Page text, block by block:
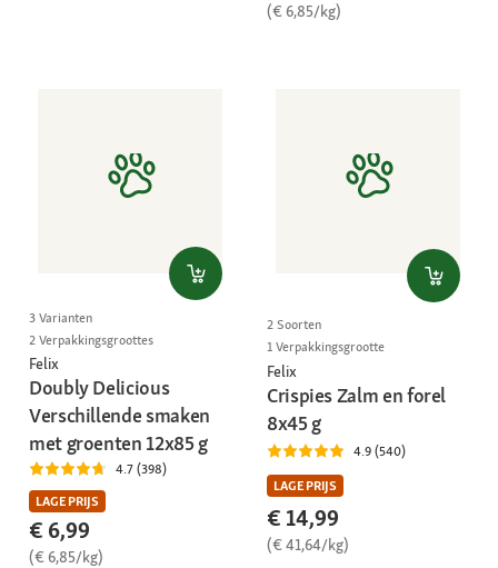
(€ 6,85/kg)
3 Varianten
2 Verpakkingsgroottes
Felix
Doubly Delicious
Verschillende smaken
met groenten 12x85 g
4.7 (398)
LAGE PRIJS
€ 6,99
(€ 6,85/kg)
2 Soorten
1 Verpakkingsgrootte
Felix
Crispies Zalm en forel
8x45 g
4.9 (540)
LAGE PRIJS
€ 14,99
(€ 41,64/kg)